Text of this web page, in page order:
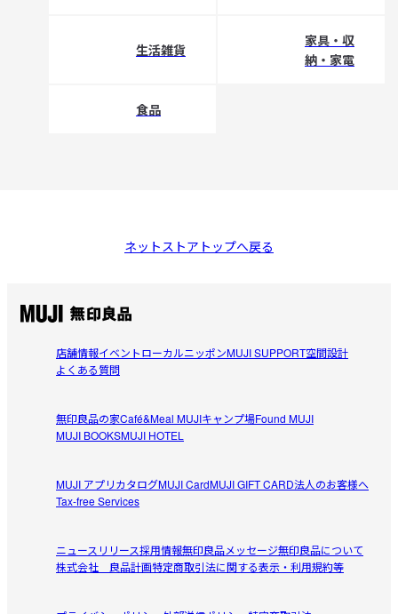
生活雑貨
家具・収
納・家電
食品
ネットストアトップへ戻る
店舗情報イベントローカルニッポンMUJI SUPPORT空間設計
よくある質問
無印良品の家Café&Meal MUJIキャンプ場Found MUJI
MUJI BOOKSMUJI HOTEL
MUJI アプリカタログMUJI CardMUJI GIFT CARD法人のお客様へ
Tax-free Services
ニュースリリース採用情報無印良品メッセージ無印良品について
株式会社 良品計画特定商取引法に関する表示・利用規約等